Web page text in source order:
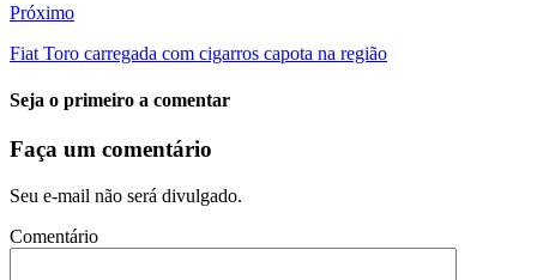
Próximo
Fiat Toro carregada com cigarros capota na região
Seja o primeiro a comentar
Faça um comentário
Seu e-mail não será divulgado.
Comentário